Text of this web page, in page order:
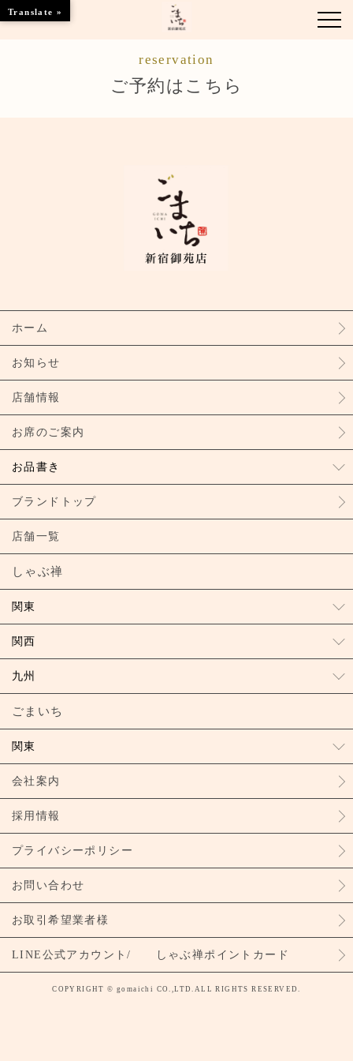
ブランドトップ
店舗情報
reservation
ご予約はこちら
ホーム
お知らせ
店舗情報
お席のご案内
お品書き
ブランドトップ
店舗一覧
しゃぶ禅
関東
関西
九州
ごまいち
関東
会社案内
採用情報
プライバシーポリシー
お問い合わせ
お取引希望業者様
LINE公式アカウント/ しゃぶ禅ポイントカード
COPYRIGHT © gomaichi CO.,LTD.ALL RIGHTS RESERVED.
Translate »